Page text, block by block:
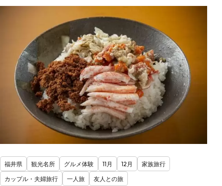
福井県 観光名所 グルメ体験 11月 12月
家族旅行
カップル・夫婦旅行
一人旅 友人との旅